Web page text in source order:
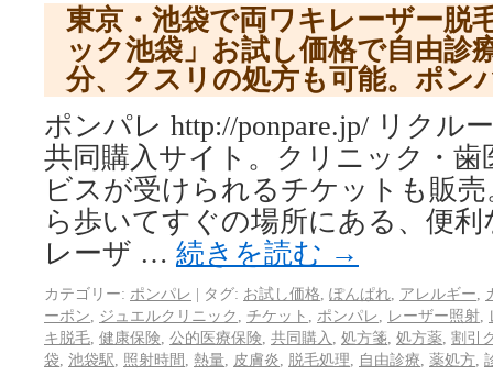
東京・池袋で両ワキレーザー脱
ック池袋」お試し価格で自由診
分、クスリの処方も可能。ポン
ポンパレ http://ponpare.jp/ リクル
共同購入サイト。クリニック・
ビスが受けられるチケットも販
ら歩いてすぐの場所にある、便
レーザ … 続きを読む →
カテゴリー: ポンパレ | タグ: お試し価格 ぽんぱれ アレルギー
ーポン
ジュエルクリニック チケット ポンパレ レーザー照射
キ脱毛 健康保険 公的医療保険 共同購入 処方箋 処方薬 割引
袋 池袋駅 照射時間 熱量 皮膚炎 脱毛処理 自由診療 薬処方